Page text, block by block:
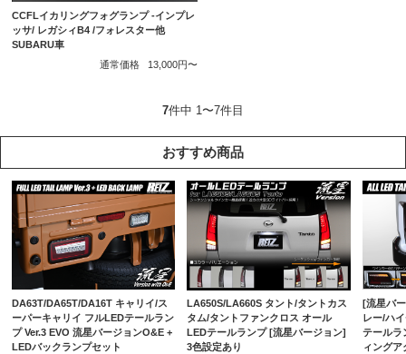
CCFLイカリングフォグランプ -インプレ
ッサ/ レガシィB4 /フォレスター他
SUBARU車
通常価格
13,000円〜
7件中 1〜7件目
おすすめ商品
DA63T/DA65T/DA16T キャリイ/ス
ーパーキャリイ フルLEDテールラン
プ Ver.3 EVO 流星バージョンO&E +
LEDバックランプセット
LA650S/LA660S タント/タントカス
タム/タントファンクロス オール
LEDテールランプ [流星バージョン]
3色設定あり
[流星バ
レー/ハ
テールラ
ィングア